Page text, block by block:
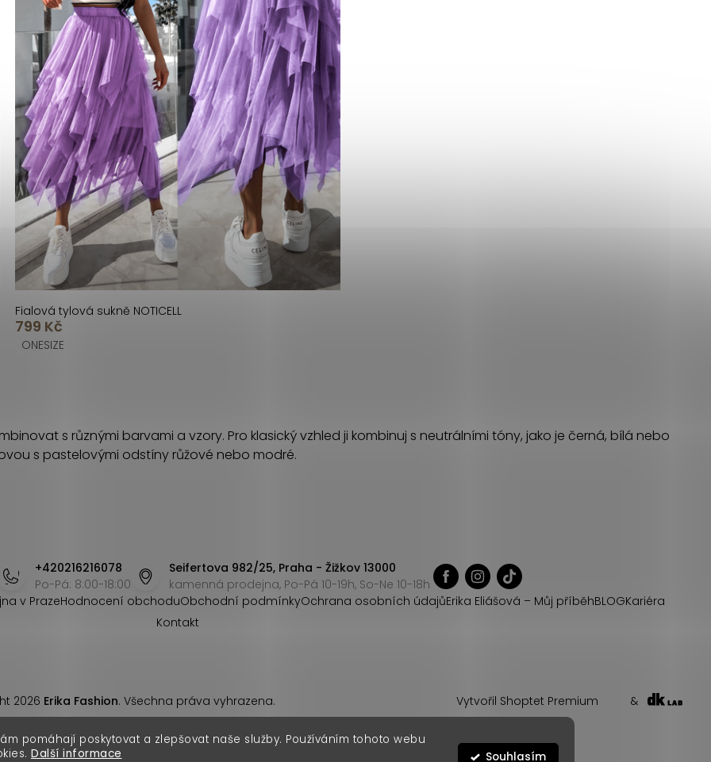
pomáhají poskytovat a zlepšovat naše služby. Používáním tohoto webu
Další informace Souhlasím
Fialová tylová sukně NOTICELL
799 Kč
ONESIZE
s různými barvami a vzory. Pro klasický vzhled ji kombinuj s neutrálními tóny, jako je černá, bílá nebo
s pastelovými odstíny růžové nebo modré.
+420216216078
Po-Pá: 8:00-18:00
Seifertova 982/25, Praha - Žižkov 13000
kamenná prodejna, Po-Pá 10-19h, So-Ne 10-18h
v PrazeHodnocení obchoduObchodní podmínkyOchrana osobních údajůErika Eliášová – Můj příběhBLOGKariéra
Kontakt
Vytvořil Shoptet Premium &
2026 Erika Fashion. Všechna práva vyhrazena.